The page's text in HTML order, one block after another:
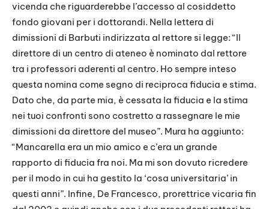
vicenda che riguarderebbe l’accesso al cosiddetto
fondo giovani per i dottorandi. Nella lettera di
dimissioni di Barbuti indirizzata al rettore si legge: “Il
direttore di un centro di ateneo è nominato dal rettore
tra i professori aderenti al centro. Ho sempre inteso
questa nomina come segno di reciproca fiducia e stima.
Dato che, da parte mia, è cessata la fiducia e la stima
nei tuoi confronti sono costretto a rassegnare le mie
dimissioni da direttore del museo”. Mura ha aggiunto:
“Mancarella era un mio amico e c’era un grande
rapporto di fiducia fra noi. Ma mi son dovuto ricredere
per il modo in cui ha gestito la ‘cosa universitaria’ in
questi anni”. Infine, De Francesco, prorettrice vicaria fin